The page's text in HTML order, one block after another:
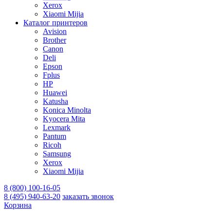
Xerox
Xiaomi Mijia
Каталог принтеров
Avision
Brother
Canon
Deli
Epson
Fplus
HP
Huawei
Katusha
Konica Minolta
Kyocera Mita
Lexmark
Pantum
Ricoh
Samsung
Xerox
Xiaomi Mijia
8 (800) 100-16-05
8 (495) 940-63-20 заказать звонок
Корзина